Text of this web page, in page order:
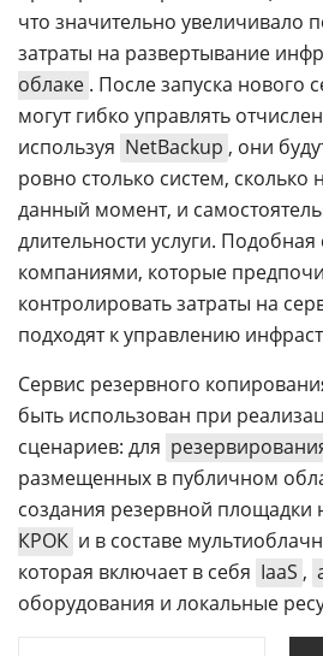
что значительно увеличивало
затраты на развертывание
облаке . После запуска нового
могут гибко управлять
используя NetBackup , они
ровно столько систем, сколько
данный момент, и
длительности услуги.
компаниями, которые
контролировать затраты на
подходят к управлению
Сервис резервного
быть использован при
сценариев: для
размещенных в публичном
создания резервной площадки
КРОК и в составе
которая включает в себя IaaS ,
оборудования и локальные